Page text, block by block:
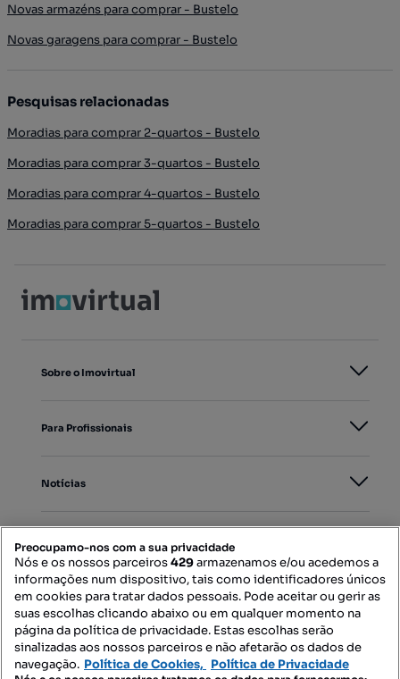
Novas armazéns para comprar - Bustelo
Novas garagens para comprar - Bustelo
Pesquisas relacionadas
Moradias para comprar 2-quartos - Bustelo
Moradias para comprar 3-quartos - Bustelo
Moradias para comprar 4-quartos - Bustelo
Moradias para comprar 5-quartos - Bustelo
Sobre o Imovirtual
Para Profissionais
Notícias
Mapa do Site
Contacte-nos
Preocupamo-nos com a sua privacidade
Nós e os nossos parceiros429armazenamos e/ou acedemos a
informações num dispositivo, tais como identificadores únicos
em cookies para tratar dados pessoais. Pode aceitar ou gerir as
suas escolhas clicando abaixo ou em qualquer momento na
página da política de privacidade. Estas escolhas serão
sinalizadas aos nossos parceiros e não afetarão os dados de
navegação. Política de Cookies, Política de Privacidade